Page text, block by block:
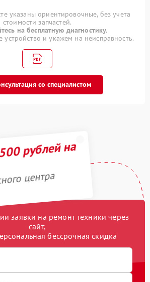
590 рублей
других
1100 рублей
750 рублей
450 рублей
650 рублей
590 рублей
указаны ориентировочные, без учета
стоимости запчастей.
на бесплатную диагностику.
и укажем на неисправность.
со специалистом
рублей на
центра
заявки на ремонт техники через
сайт,
бессрочная скидка